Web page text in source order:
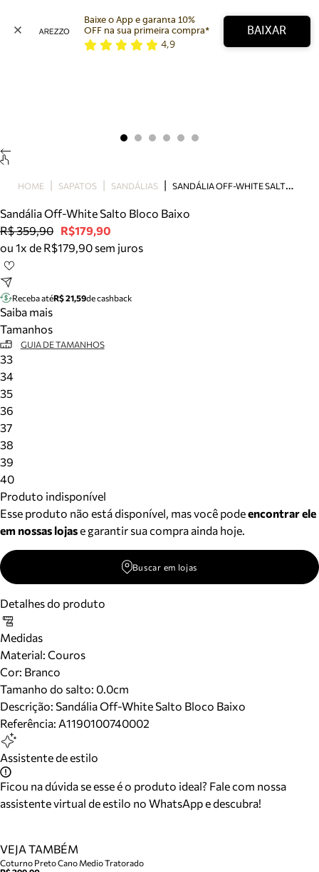
Bolsa
Tamanco
Tênis
Mule
Tire dúvidas sobre pedidos, devoluções e mais.
Meus pedidos
Acompanhe seus pedidos e solicite devoluções.
Baixe o App e garanta 10%
OFF na sua primeira compra*
4,9
BAIXAR
HOME SAPATOS SANDÁLIAS S
ANDÁLIA OFF-WHITE SALTO BLOCO BAIXO
Sandália Off-White Salto Bloco Baixo
R$ 359,90 R$179,90
ou 1x de R$179,90 sem juros
Receba atéR$ 21,59de cashback
Saiba mais
Tamanhos
GUIA DE TAMANHOS
33
34
35
36
37
38
39
40
Produto indisponível
Esse produto não está disponível, mas você podeencontrar ele
em nossas lojase garantir sua compra ainda hoje.
Buscar em lojas
Detalhes do produto
Medidas
Material: Couros
Cor: Branco
Tamanho do salto: 0.0cm
Descrição: Sandália Off-White Salto Bloco Baixo
Referência: A1190100740002
Assistente de estilo
Ficou na dúvida se esse é o produto ideal? Fale com nossa
assistente virtual de estilo no WhatsApp e descubra!
VEJA TAMBÉM
Coturno Preto Cano Medio Tratorado